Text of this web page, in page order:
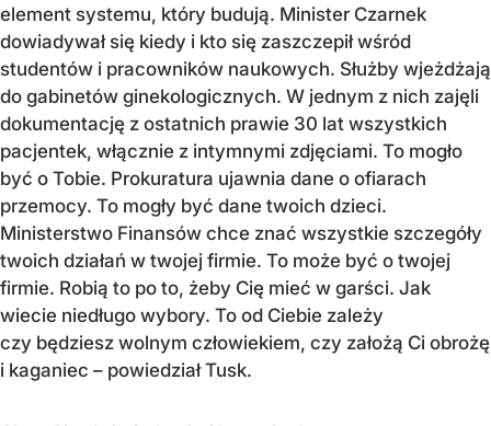
element systemu, który budują. Minister Czarnek
dowiadywał się kiedy i kto się zaszczepił wśród
studentów i pracowników naukowych. Służby wjeżdżają
do gabinetów ginekologicznych. W jednym z nich zajęli
dokumentację z ostatnich prawie 30 lat wszystkich
pacjentek, włącznie z intymnymi zdjęciami. To mogło
być o Tobie. Prokuratura ujawnia dane o ofiarach
przemocy. To mogły być dane twoich dzieci.
Ministerstwo Finansów chce znać wszystkie szczegóły
twoich działań w twojej firmie. To może być o twojej
firmie. Robią to po to, żeby Cię mieć w garści. Jak
wiecie niedługo wybory. To od Ciebie zależy
czy będziesz wolnym człowiekiem, czy założą Ci obrożę
i kaganiec – powiedział Tusk.